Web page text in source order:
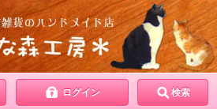
ログイン 検索